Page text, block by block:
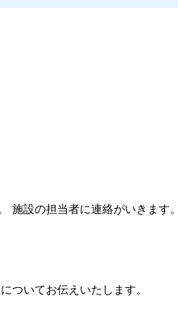
施設の担当者に連絡がいきます。
ついてお伝えいたします。